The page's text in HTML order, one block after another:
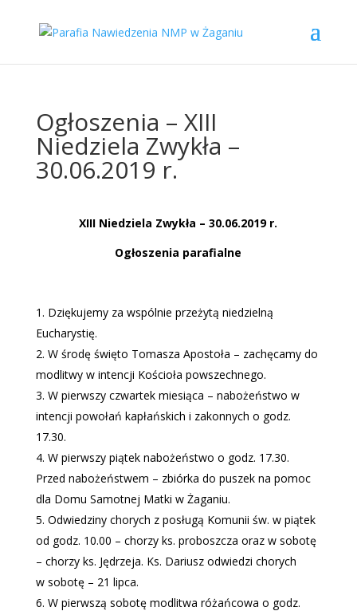
Ogłoszenia – XIII
Niedziela Zwykła –
30.06.2019 r.
XIII Niedziela Zwykła – 30.06.2019 r.
Ogłoszenia parafialne
Dziękujemy za wspólnie przeżytą niedzielną
Eucharystię.
W środę święto Tomasza Apostoła – zachęcamy do
modlitwy w intencji Kościoła powszechnego.
W pierwszy czwartek miesiąca – nabożeństwo w
intencji powołań kapłańskich i zakonnych o godz.
17.30.
W pierwszy piątek nabożeństwo o godz. 17.30.
Przed nabożeństwem – zbiórka do puszek na pomoc
dla Domu Samotnej Matki w Żaganiu.
Odwiedziny chorych z posługą Komunii św. w piątek
od godz. 10.00 – chorzy ks. proboszcza oraz w sobotę
– chorzy ks. Jędrzeja. Ks. Dariusz odwiedzi chorych
w sobotę – 21 lipca.
W pierwszą sobotę modlitwa różańcowa o godz.